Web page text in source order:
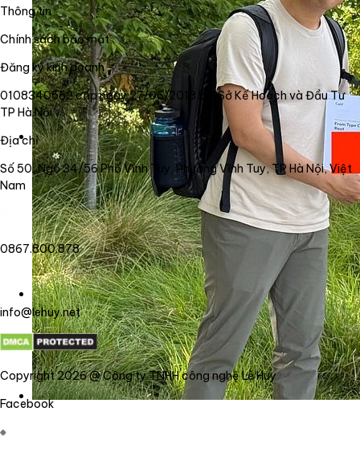
Thông tin
Chính sách bảo mật
Đăng ký kinh doanh
0108340562 cấp ngày 27/06/2018 bởi Sở Kế Hoạch và Đầu Tư
TP Hà Nội
Địa chỉ
Số 50, Ngõ 34/56 Phố Vĩnh Tuy, Phường Vĩnh Tuy, TP Hà Nội, Việt
Nam
0867.800.878
info@lehuy.net
Copyright 2026 @ Công ty TNHH công nghệ Lê Huy
Facebook